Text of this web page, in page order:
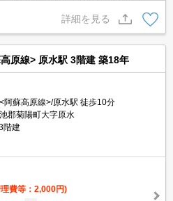
詳細を見る
原線> 原水駅 3階建 築18年
阿蘇高原線>/原水駅 徒歩10分
郡菊陽町大字原水
階建
費等：2,000円)